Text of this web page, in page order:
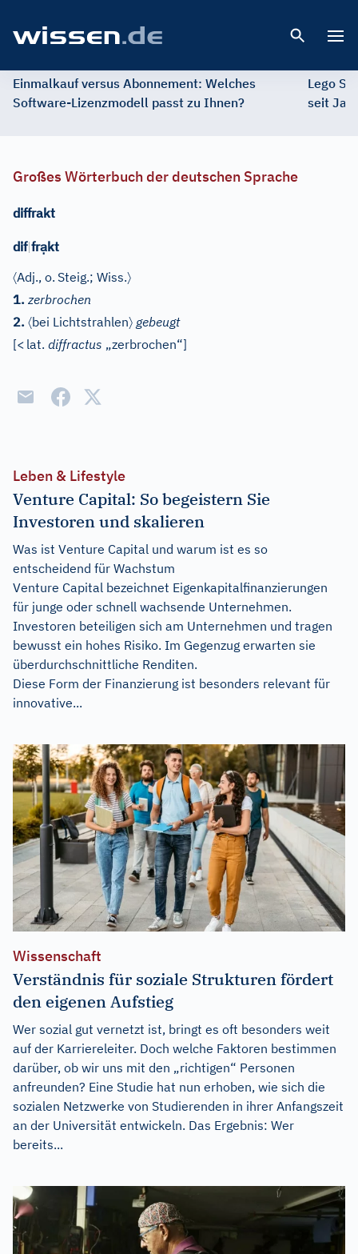
Einmalkauf versus Abonnement: Welches
Software-Lizenzmodell passt zu Ihnen?
Lego
seit
Großes Wörterbuch der deutschen Sprache
diffrakt
dif|frạkt
〈Adj., o. Steig.; Wiss.〉
1. zerbrochen
2. 〈bei Lichtstrahlen〉 gebeugt
[< lat. diffractus „zerbrochen“]
Leben & Lifestyle
Venture Capital: So begeistern Sie
Investoren und skalieren
Was ist Venture Capital und warum ist es so
entscheidend für Wachstum
Venture Capital bezeichnet Eigenkapitalfinanzierungen
für junge oder schnell wachsende Unternehmen.
Investoren beteiligen sich am Unternehmen und tragen
bewusst ein hohes Risiko. Im Gegenzug erwarten sie
überdurchschnittliche Renditen.
Diese Form der Finanzierung ist besonders relevant für
innovative...
Wissenschaft
Verständnis für soziale Strukturen fördert
den eigenen Aufstieg
Wer sozial gut vernetzt ist, bringt es oft besonders weit
auf der Karriereleiter. Doch welche Faktoren bestimmen
darüber, ob wir uns mit den „richtigen“ Personen
anfreunden? Eine Studie hat nun erhoben, wie sich die
sozialen Netzwerke von Studierenden in ihrer Anfangszeit
an der Universität entwickeln. Das Ergebnis: Wer
bereits...